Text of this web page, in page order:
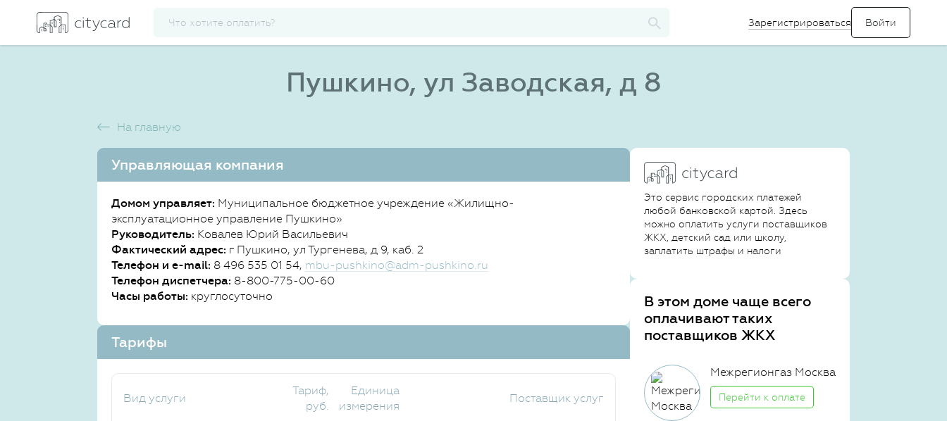
Зарегистрироваться
Пушкино, ул Заводская, д 8
На главную
Управляющая компания
Домом управляет: Муниципальное бюджетное учреждение «Жилищно-
эксплуатационное управление Пушкино»
Руководитель: Ковалев Юрий Васильевич
Фактический адрес: г Пушкино, ул Тургенева, д 9, каб. 2
Телефон и e-mail: 8 496 535 01 54, mbu-pushkino@adm-pushkino.ru
Телефон диспетчера: 8-800-775-00-60
Часы работы: круглосуточно
Тарифы
Вид услуги
Тариф,
руб.
Единица
измерения
Поставщик услуг
Это сервис городских платежей
любой банковской картой. Здесь
можно оплатить услуги поставщиков
ЖКХ, детский сад или школу,
заплатить штрафы и налоги
В этом доме чаще всего
оплачивают таких
поставщиков ЖКХ
Межрегионгаз Москва
Перейти к оплате